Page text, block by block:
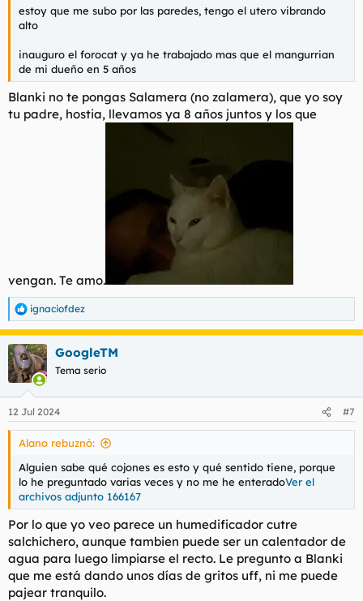
estoy que me subo por las paredes, tengo el utero vibrando
alto
inauguro el forocat y ya he trabajado mas que el mangurrian
de mi dueño en 5 años
Blanki no te pongas Salamera (no zalamera), que yo soy
tu padre, hostia, llevamos ya 8 años juntos y los que
vengan. Te amo.
R
e
a
c
c
i
e
s
ignaciofdez
GoogleTM
Tema serio
12 Jul 2024 #7
Alano rebuznó:
Alguien sabe qué cojones es esto y qué sentido tiene, porque
lo he preguntado varias veces y no me he enteradoVer el
archivos adjunto 166167
Por lo que yo veo parece un humedificador cutre
salchichero, aunque tambien puede ser un calentador de
agua para luego limpiarse el recto. Le pregunto a Blanki
que me está dando unos días de gritos uff, ni me puede
pajear tranquilo.